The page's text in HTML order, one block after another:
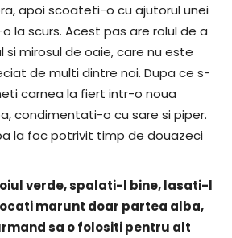
apoi scoateti-o cu ajutorul unei
la scurs. Acest pas are rolul de a
mirosul de oaie, care nu este
de multi dintre noi. Dupa ce s-
carnea la fiert intr-o noua
condimentati-o cu sare si piper.
la foc potrivit timp de douazeci
verde, spalati-l bine, lasati-l
marunt doar partea alba,
sa o folositi pentru alt